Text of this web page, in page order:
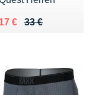
33 €
Au lieu de 33 €
17 €
Vendu 17 €